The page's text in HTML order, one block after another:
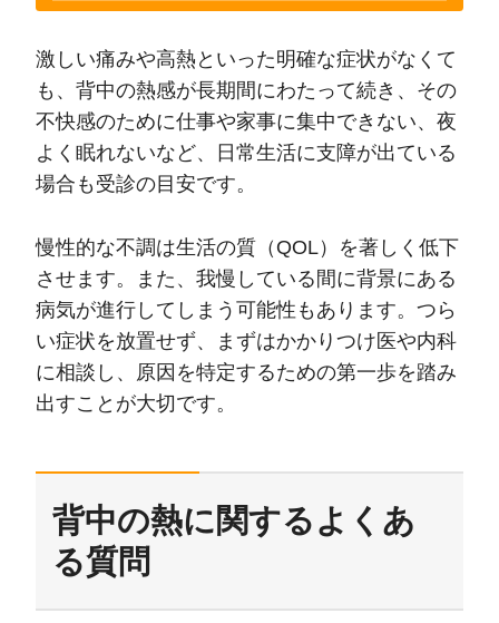
激しい痛みや高熱といった明確な症状がなくて
も、背中の熱感が長期間にわたって続き、その
不快感のために仕事や家事に集中できない、夜
よく眠れないなど、日常生活に支障が出ている
場合も受診の目安です。
慢性的な不調は生活の質（QOL）を著しく低下
させます。また、我慢している間に背景にある
病気が進行してしまう可能性もあります。つら
い症状を放置せず、まずはかかりつけ医や内科
に相談し、原因を特定するための第一歩を踏み
出すことが大切です。
背中の熱に関するよくあ
る質問